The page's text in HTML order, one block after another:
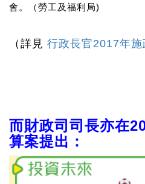
會。（勞工及福利局)
（詳見 行政長官2017年施
而財政司司長亦在
算案提出 ：